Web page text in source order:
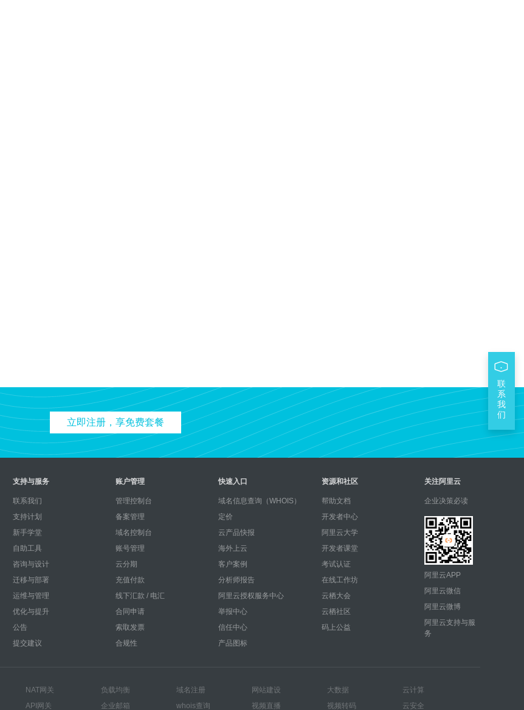
立即注册，享免费套餐
支持与服务
联系我们
支持计划
新手学堂
自助工具
咨询与设计
迁移与部署
运维与管理
优化与提升
公告
提交建议
账户管理
管理控制台
备案管理
域名控制台
账号管理
云分期
充值付款
线下汇款 / 电汇
合同申请
索取发票
合规性
快速入口
域名信息查询（WHOIS）
定价
云产品快报
海外上云
客户案例
分析师报告
阿里云授权服务中心
举报中心
信任中心
产品图标
资源和社区
帮助文档
开发者中心
阿里云大学
开发者课堂
考试认证
在线工作坊
云栖大会
云栖社区
码上公益
关注阿里云
企业决策必读
阿里云APP
阿里云微信
阿里云微博
阿里云支持与服
务
NAT网关 负载均衡 域名注册 网站建设 大数据
云计算
API网关 企业邮箱 whois查询 视频直播 视频转码 云安全
联
系
我
们